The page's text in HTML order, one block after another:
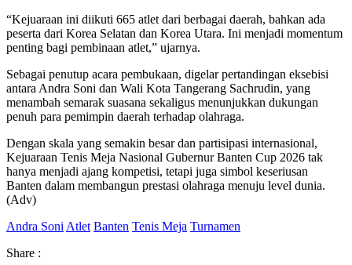
“Kejuaraan ini diikuti 665 atlet dari berbagai daerah, bahkan ada
peserta dari Korea Selatan dan Korea Utara. Ini menjadi momentum
penting bagi pembinaan atlet,” ujarnya.
Sebagai penutup acara pembukaan, digelar pertandingan eksebisi
antara Andra Soni dan Wali Kota Tangerang Sachrudin, yang
menambah semarak suasana sekaligus menunjukkan dukungan
penuh para pemimpin daerah terhadap olahraga.
Dengan skala yang semakin besar dan partisipasi internasional,
Kejuaraan Tenis Meja Nasional Gubernur Banten Cup 2026 tak
hanya menjadi ajang kompetisi, tetapi juga simbol keseriusan
Banten dalam membangun prestasi olahraga menuju level dunia.
(Adv)
Andra Soni Atlet Banten Tenis Meja Turnamen
Share :